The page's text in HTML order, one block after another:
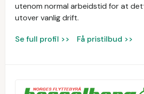
utenom normal arbeidstid for at
utover vanlig drift.
Se full profil >> Få pristilbud >>